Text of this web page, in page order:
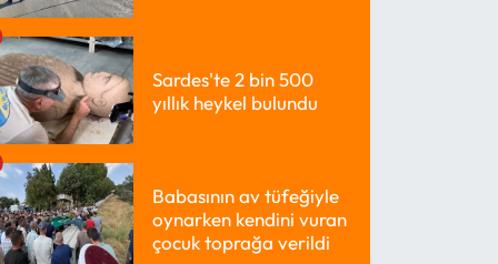
Sardes'te 2 bin 500
yıllık heykel bulundu
Babasının av tüfeğiyle
oynarken kendini vuran
çocuk toprağa verildi